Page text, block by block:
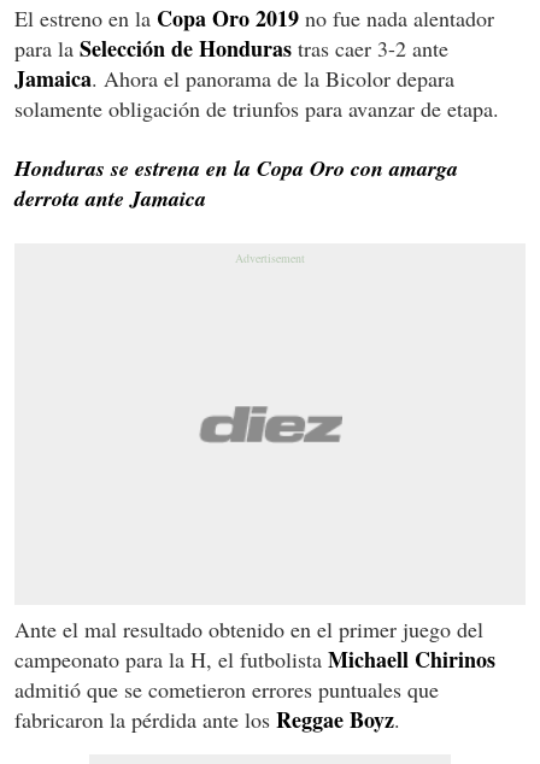
El estreno en la Copa Oro 2019 no fue nada alentador
para la Selección de Honduras tras caer 3-2 ante
Jamaica. Ahora el panorama de la Bicolor depara
solamente obligación de triunfos para avanzar de etapa.
Honduras se estrena en la Copa Oro con amarga
derrota ante Jamaica
Ante el mal resultado obtenido en el primer juego del
campeonato para la H, el futbolista Michaell Chirinos
admitió que se cometieron errores puntuales que
fabricaron la pérdida ante los ReggaeBoyz.